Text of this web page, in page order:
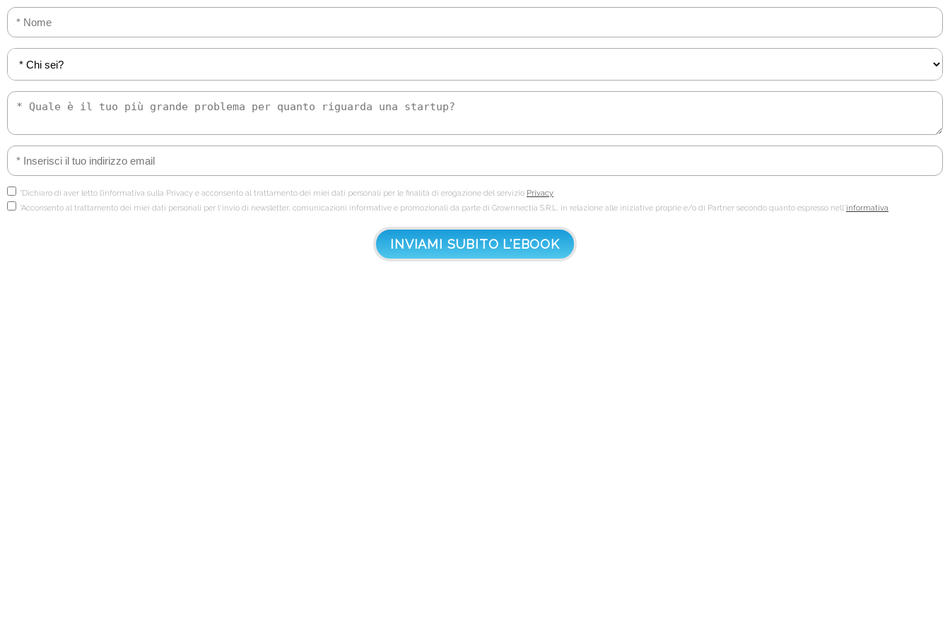
*Dichiaro di aver letto l’informativa sulla Privacy e acconsento al trattamento dei miei dati personali per le finalità di erogazione del servizio Privacy
*Acconsento al trattamento dei miei dati personali per l'invio di newsletter, comunicazioni informative e promozionali da parte di Grownnectia S.R.L. in relazione alle iniziative proprie e/o di Partner secondo quanto espresso nell'informativa